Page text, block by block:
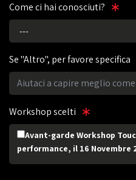
Come ci hai conosciuti?
Se "Altro", per favore specifica
Workshop scelti
Avant-garde Workshop
performance, il 16 Novembre